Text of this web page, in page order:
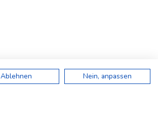
Ablehnen Nein, anpassen